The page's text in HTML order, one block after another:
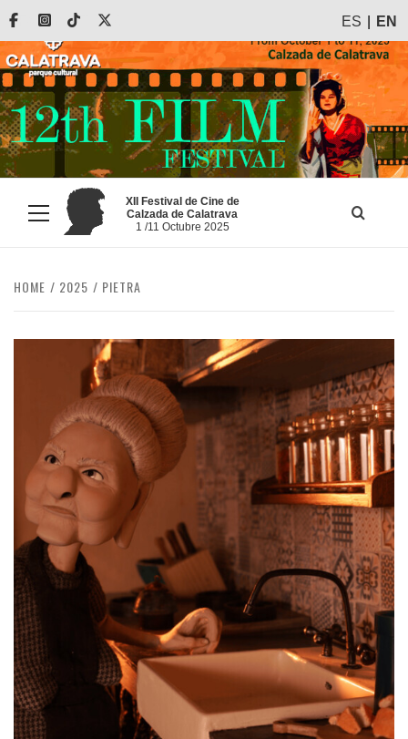
Skip
content
FacebookInstagram
Tiktok ES EN
Primary
Menu
XII Festival de Cine de
Calzada de Calatrava
1 /11 Octubre 2025
HOME 2025 PIETRA